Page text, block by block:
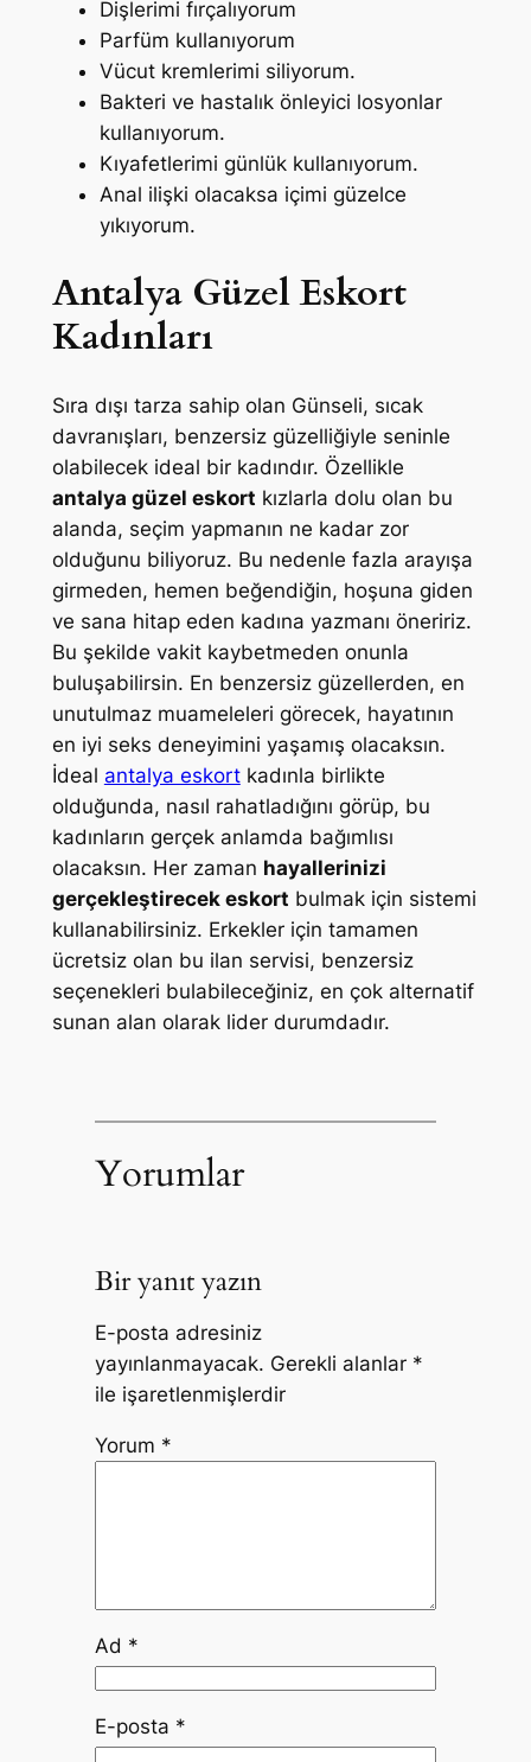
Dişlerimi fırçalıyorum
Parfüm kullanıyorum
Vücut kremlerimi siliyorum.
Bakteri ve hastalık önleyici losyonlar
kullanıyorum.
Kıyafetlerimi günlük kullanıyorum.
Anal ilişki olacaksa içimi güzelce
yıkıyorum.
Antalya Güzel Eskort
Kadınları
Sıra dışı tarza sahip olan Günseli, sıcak
davranışları, benzersiz güzelliğiyle seninle
olabilecek ideal bir kadındır. Özellikle
antalya güzel eskort kızlarla dolu olan bu
alanda, seçim yapmanın ne kadar zor
olduğunu biliyoruz. Bu nedenle fazla arayışa
girmeden, hemen beğendiğin, hoşuna giden
ve sana hitap eden kadına yazmanı öneririz.
Bu şekilde vakit kaybetmeden onunla
buluşabilirsin. En benzersiz güzellerden, en
unutulmaz muameleleri görecek, hayatının
en iyi seks deneyimini yaşamış olacaksın.
İdeal antalya eskortkadınla birlikte
olduğunda, nasıl rahatladığını görüp, bu
kadınların gerçek anlamda bağımlısı
olacaksın. Her zaman hayallerinizi
gerçekleştirecek eskort bulmak için sistemi
kullanabilirsiniz. Erkekler için tamamen
ücretsiz olan bu ilan servisi, benzersiz
seçenekleri bulabileceğiniz, en çok alternatif
sunan alan olarak lider durumdadır.
Yorumlar
Bir yanıt yazın
E-posta adresiniz
yayınlanmayacak. Gerekli alanlar *
ile işaretlenmişlerdir
Yorum *
Ad *
E-posta *